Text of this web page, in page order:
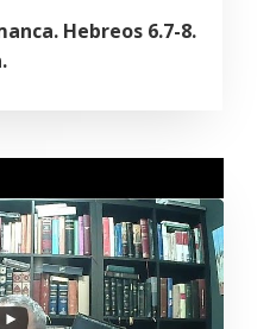
Hebreos 6.7-8.